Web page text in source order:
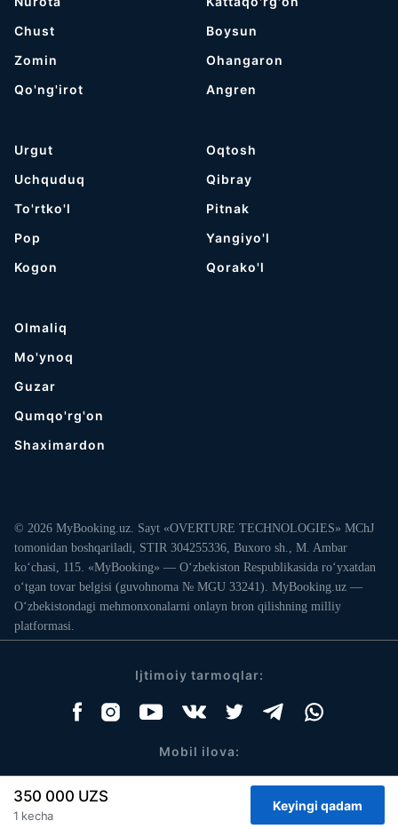
350 000 UZS
1 kecha
Chust
Zomin
Qo'ng'irot
Boysun
Ohangaron
Angren
Urgut
Uchquduq
To'rtko'l
Pop
Kogon
Oqtosh
Qibray
Pitnak
Yangiyo'l
Qorako'l
Olmaliq
Mo'ynoq
Guzar
Qumqo'rg'on
Shaximardon
© 2026 MyBooking.uz. Sayt «OVERTURE TECHNOLOGIES» MChJ
tomonidan boshqariladi, STIR 304255336, Buxoro sh., M. Ambar
ko‘chasi, 115. «MyBooking» — O‘zbekiston Respublikasida ro‘yxatdan
o‘tgan tovar belgisi (guvohnoma № MGU 33241). MyBooking.uz —
O‘zbekistondagi mehmonxonalarni onlayn bron qilishning milliy
platformasi.
Ijtimoiy tarmoqlar:
Mobil ilova: